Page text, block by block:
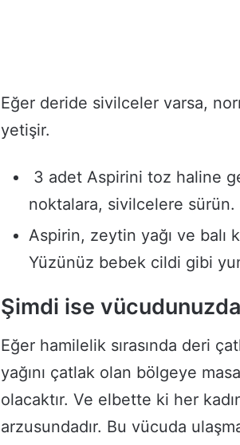
Eğer deride sivilceler varsa,
yetişir.
3 adet Aspirini toz haline
noktalara, sivilcelere sürün.
Aspirin, zeytin yağı ve balı
Yüzünüz bebek cildi gibi
Şimdi ise
Eğer hamilelik sırasında deri
yağını çatlak olan bölgeye
olacaktır. Ve elbette ki her
arzusundadır. Bu vücuda